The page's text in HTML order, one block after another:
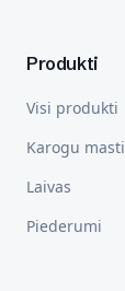
Produkti
Visi produkti
Karogu masti
Laivas
Piederumi